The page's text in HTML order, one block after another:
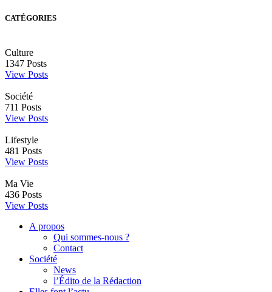
CATÉGORIES
Culture
1347 Posts
View Posts
Société
711 Posts
View Posts
Lifestyle
481 Posts
View Posts
Ma Vie
436 Posts
View Posts
A propos
Qui sommes-nous ?
Contact
Société
News
l’Édito de la Rédaction